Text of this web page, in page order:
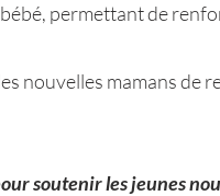
permettant de
nouvelles mamans de
soutenir les jeunes